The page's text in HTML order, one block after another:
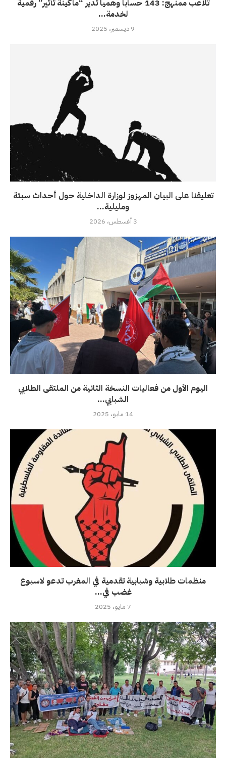
تلاعب ممنهج: 143 حساباً وهمياً تدير “ماكينة تأثير” رقمية
لخدمة...
9 ديسمبر، 2025
تعليقنا على البيان المهزوز لوزارة الداخلية حول أحداث سبتة
ومليلية...
3 أغسطس، 2026
اليوم الأول من فعاليات النسخة الثانية من الملتقى الطلابي
الشبابي...
14 مايو، 2025
منظمات طلابية وشبابية تقدمية في المغرب تدعو لاسبوع
غضب في...
7 مايو، 2025